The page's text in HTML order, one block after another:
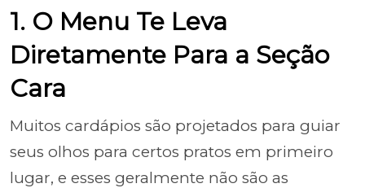
1. O Menu Te Leva
Diretamente Para a Seção
Cara
Muitos cardápios são projetados para guiar
seus olhos para certos pratos em primeiro
lugar, e esses geralmente não são as